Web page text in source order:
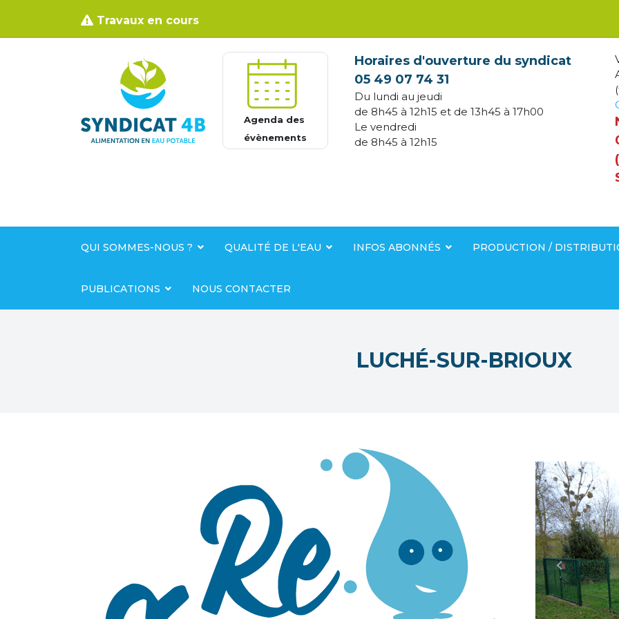
Travaux en cours
Agenda des
évènements
Horaires d'ouverture du syndicat
05 49 07 74 31
Du lundi au jeudi
de 8h45 à 12h15 et de 13h45 à 17h00
Le vendredi
de 8h45 à 12h15
QUI SOMMES-NOUS ? QUALITÉ DE L'EAU INFOS ABONNÉS PRODUCTION /
PUBLICATIONS NOUS CONTACTER
LUCHÉ-SUR-BRIOUX
Previous